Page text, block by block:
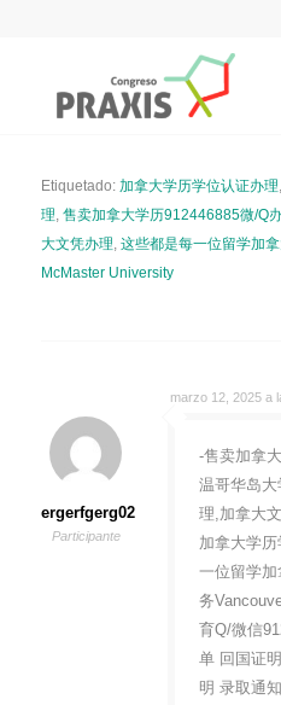
Etiquetado: 加拿大学历学位认证办理,
理, 售卖加拿大学历912446885微/Q
大文凭办理, 这些都是每一位留学加
McMaster University
marzo 12, 2025 a
ergerfgerg02
Participante
-售卖加拿
温哥华岛
理,加拿大
加拿大学
一位留学
务
育Q/微信
单 回国证
明 录取通